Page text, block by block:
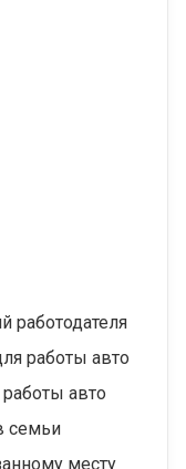
работодателя
работы авто
авто
семьи
месту